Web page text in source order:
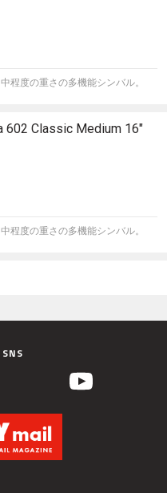
程度の重さの多機能シンバル。
602 Classic Medium 16"
程度の重さの多機能シンバル。